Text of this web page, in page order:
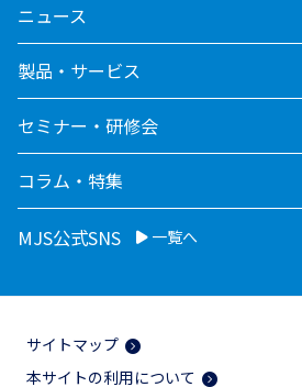
ニュース
製品・サービス
セミナー・研修会
コラム・特集
MJS公式SNS 一覧へ
サイトマップ
本サイトの利用について